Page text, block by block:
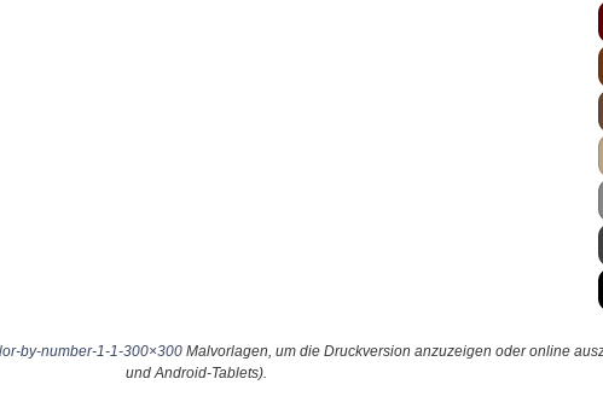
by-number-1-1-300×300 Malvorlagen, um die Druckversion anzuzeigen oder online
und Android-Tablets).